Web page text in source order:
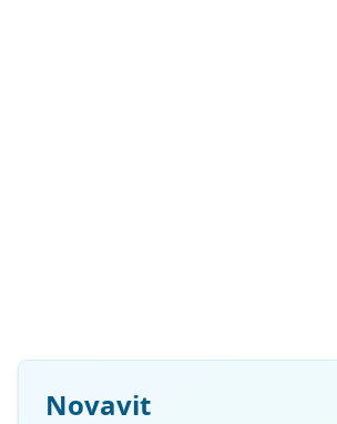
Novavit